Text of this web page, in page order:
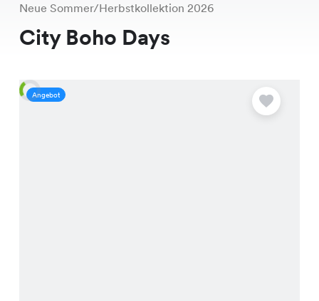
Neue Sommer/Herbstkollektion 2026
City Boho Days
Angebot